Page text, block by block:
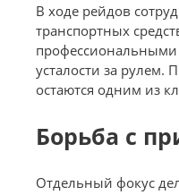
В ходе рейдов
транспортных
профессиональными
усталости за рулем.
остаются одним из
Борьба с
Отдельный фокус